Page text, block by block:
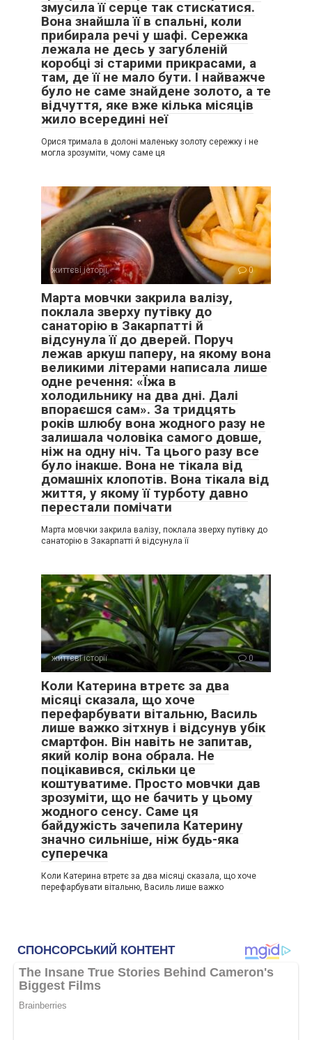
змусила її серце так стискатися.
Вона знайшла її в спальні, коли
прибирала речі у шафі. Сережка
лежала не десь у загубленій
коробці зі старими прикрасами, а
там, де її не мало бути. І найважче
було не саме знайдене золото, а те
відчуття, яке вже кілька місяців
жило всередині неї
Орися тримала в долоні маленьку золоту сережку і не
могла зрозуміти, чому саме ця
життєві історії 0
Марта мовчки закрила валізу,
поклала зверху путівку до
санаторію в Закарпатті й
відсунула її до дверей. Поруч
лежав аркуш паперу, на якому вона
великими літерами написала лише
одне речення: «Їжа в
холодильнику на два дні. Далі
впораєшся сам». За тридцять
років шлюбу вона жодного разу не
залишала чоловіка самого довше,
ніж на одну ніч. Та цього разу все
було інакше. Вона не тікала від
домашніх клопотів. Вона тікала від
життя, у якому її турботу давно
перестали помічати
Марта мовчки закрила валізу, поклала зверху путівку до
санаторію в Закарпатті й відсунула її
життєві історії 0
Коли Катерина втретє за два
місяці сказала, що хоче
перефарбувати вітальню, Василь
лише важко зітхнув і відсунув убік
смартфон. Він навіть не запитав,
який колір вона обрала. Не
поцікавився, скільки це
коштуватиме. Просто мовчки дав
зрозуміти, що не бачить у цьому
жодного сенсу. Саме ця
байдужість зачепила Катерину
значно сильніше, ніж будь-яка
суперечка
Коли Катерина втретє за два місяці сказала, що хоче
перефарбувати вітальню, Василь лише важко